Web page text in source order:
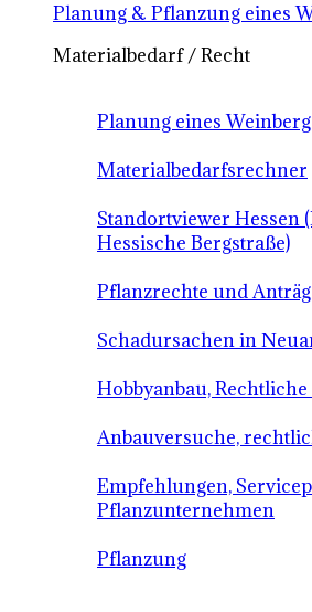
Planung & Pflanzung eines
Materialbedarf / Recht
Planung eines
Materialbedarfsrechner
Standortviewer Hessen
Hessische Bergstraße)
Pflanzrechte und
Schadursachen in
Hobbyanbau,
Anbauversuche,
Empfehlungen,
Pflanzunternehmen
Pflanzung